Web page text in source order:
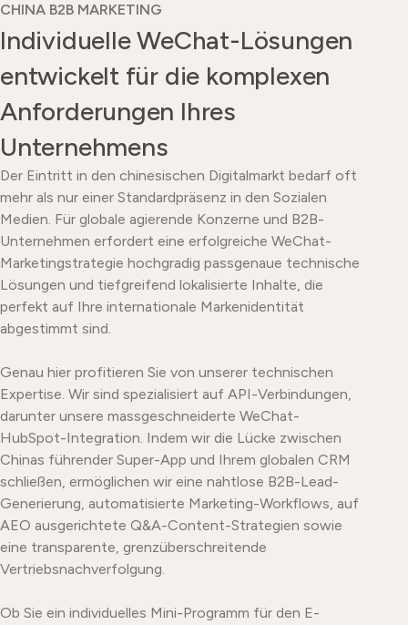
CHINA B2B MARKETING
Individuelle WeChat-Lösungen
entwickelt für die komplexen
Anforderungen Ihres
Unternehmens
Der Eintritt in den chinesischen Digitalmarkt bedarf oft
mehr als nur einer Standardpräsenz in den Sozialen
Medien. Für globale agierende Konzerne und B2B-
Unternehmen erfordert eine erfolgreiche WeChat-
Marketingstrategie hochgradig passgenaue technische
Lösungen und tiefgreifend lokalisierte Inhalte, die
perfekt auf Ihre internationale Markenidentität
abgestimmt sind.
Genau hier profitieren Sie von unserer technischen
Expertise. Wir sind spezialisiert auf API-Verbindungen,
darunter unsere massgeschneiderte WeChat-
HubSpot-Integration. Indem wir die Lücke zwischen
Chinas führender Super-App und Ihrem globalen CRM
schließen, ermöglichen wir eine nahtlose B2B-Lead-
Generierung, automatisierte Marketing-Workflows, auf
AEO ausgerichtete Q&A-Content-Strategien sowie
eine transparente, grenzüberschreitende
Vertriebsnachverfolgung.
Ob Sie ein individuelles Mini-Programm für den E-